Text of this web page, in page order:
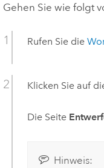
Gehen Sie wie folgt
Rufen Sie die
Klicken Sie auf
Die Seite
Hinweis: